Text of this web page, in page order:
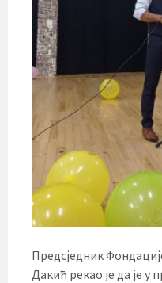
Предсједник
Дакић рекао је да је у